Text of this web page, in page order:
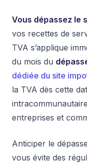
Vous dépassez le
vos recettes de
TVA s’applique
du mois du
dédiée du site
la TVA dès cette
entreprises et
Anticiper le
vous évite des